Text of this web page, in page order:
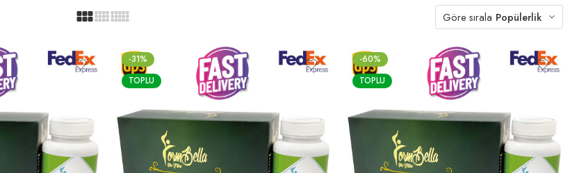
Göre sırala Popülerlik
-31%
TOPLU
-60%
TOPLU